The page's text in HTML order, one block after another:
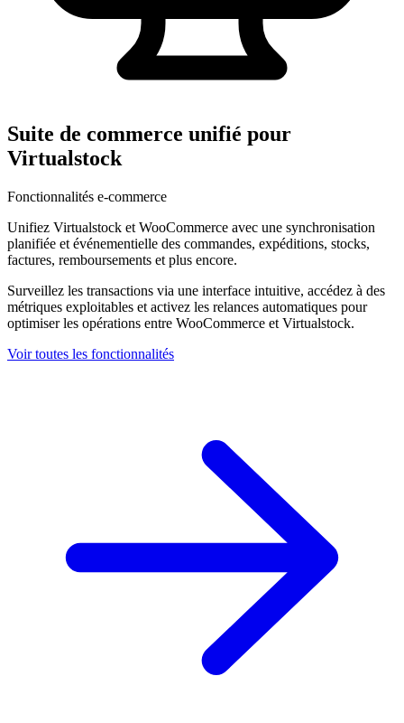
Suite de commerce unifié pour
Virtualstock
Fonctionnalités e-commerce
Unifiez Virtualstock et WooCommerce avec une synchronisation
planifiée et événementielle des commandes, expéditions, stocks,
factures, remboursements et plus encore.
Surveillez les transactions via une interface intuitive, accédez à des
métriques exploitables et activez les relances automatiques pour
optimiser les opérations entre WooCommerce et Virtualstock.
Voir toutes les fonctionnalités